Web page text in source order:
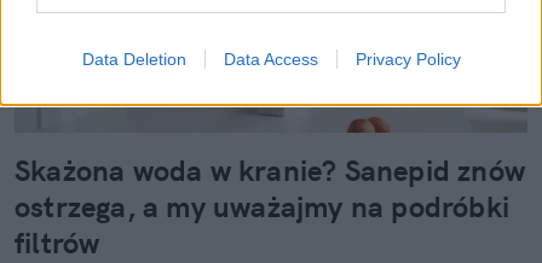
Data Deletion Data Access Privacy Policy
Skażona woda w kranie? Sanepid znów
ostrzega, a my uważajmy na podróbki
filtrów